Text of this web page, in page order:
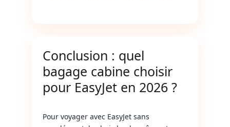
Conclusion : quel
bagage cabine choisir
pour EasyJet en 2026 ?
Pour voyager avec EasyJet sans